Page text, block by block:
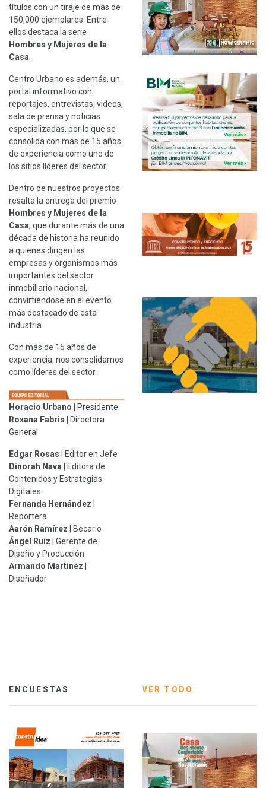
títulos con un tiraje de más de
150,000 ejemplares. Entre
ellos destaca la serie
Hombres y Mujeres de la
Casa
Centro Urbano es además, un
portal informativo con
reportajes, entrevistas, videos,
sala de prensa y noticias
especializadas, por lo que se
consolida con más de 15 años
de experiencia como uno de
los sitios líderes del sector.
Dentro de nuestros proyectos
resalta la entrega del premio
Hombres y Mujeres de la
Casa, que durante más de una
década de historia ha reunido
a quienes dirigen las
empresas y organismos más
importantes del sector
inmobiliario nacional,
convirtiéndose en el evento
más destacado de esta
industria.
Con más de 15 años de
experiencia, nos consolidamos
como líderes del sector.
Horacio Urbano
Presidente
Roxana Fabris
Directora
General
Edgar Rosas | Editor en Jefe
Dinorah Nava | Editora de
Contenidos y Estrategias
Digitales
Fernanda Hernández
Reportera
Aarón Ramírez
| Becario
Ángel Ruíz | Gerente de
Diseño y Producción
Armando Martínez
Diseñador
ENCUESTAS VER TODO